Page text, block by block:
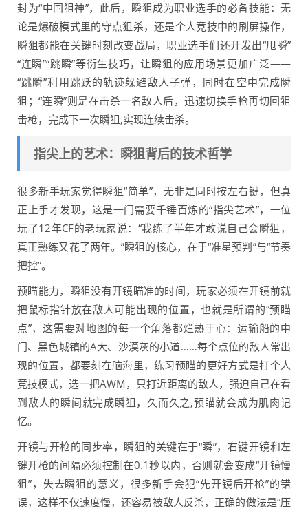
封为“中国狙神”，此后，瞬狙成为职业选手的必备技能：无
论是爆破模式里的守点狙杀，还是个人竞技中的刷屏操作，
瞬狙都能在关键时刻改变战局，职业选手们还开发出“甩瞬”
“连瞬”“跳瞬”等衍生技巧，让瞬狙的应用场景更加广泛——
“跳瞬”利用跳跃的轨迹躲避敌人子弹，同时在空中完成瞬
狙；“连瞬”则是在击杀一名敌人后，迅速切换手枪再切回狙
击枪，完成下一次瞬狙,实现连续击杀。
指尖上的艺术：瞬狙背后的技术哲学
很多新手玩家觉得瞬狙“简单”，无非是同时按左右键，但真
正上手才发现，这是一门需要千锤百炼的“指尖艺术”，一位
玩了12年CF的老玩家说：“我练了半年才敢说自己会瞬狙，
真正熟练又花了两年。”瞬狙的核心，在于“准星预判”与“节奏
把控”。
预瞄能力，瞬狙没有开镜瞄准的时间，玩家必须在开镜前就
把鼠标指针放在敌人可能出现的位置，也就是所谓的“预瞄
点”，这需要对地图的每一个角落都烂熟于心：运输船的中
门、黑色城镇的A大、沙漠灰的小道……每个点位的敌人常出
现的位置，都要刻在脑海里，练习预瞄的更好方式是打个人
竞技模式，选一把AWM，只打近距离的敌人，强迫自己在看
到敌人的瞬间就完成瞬狙，久而久之,预瞄就会成为肌肉记
忆。
开镜与开枪的同步率，瞬狙的关键在于“瞬”，右键开镜和左
键开枪的间隔必须控制在0.1秒以内，否则就会变成“开镜慢
狙”，失去瞬狙的意义，很多新手会犯“先开镜后开枪”的错
误，这样不仅速度慢，还容易被敌人反杀，正确的做法是“压